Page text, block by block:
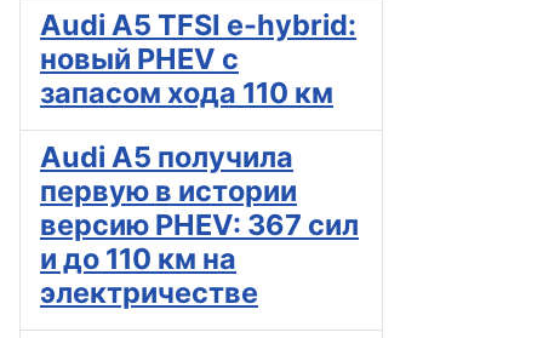
Audi A5 TFSI e-hybrid:
новый PHEV с
запасом хода 110 км
Audi A5 получила
первую в истории
версию PHEV: 367 сил
и до 110 км на
электричестве